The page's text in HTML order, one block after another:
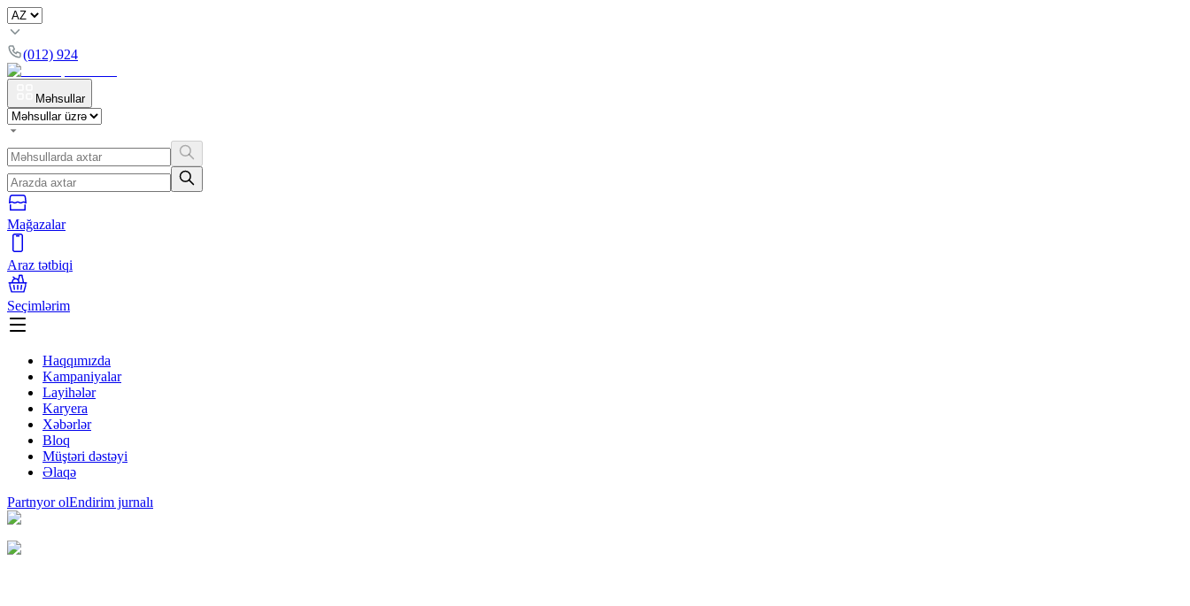
(012) 924
Məhsullar
Mağazalar
Araz tətbiqi
Seçimlərim
Haqqımızda
Kampaniyalar
Layihələr
Karyera
Xəbərlər
Bloq
Müştəri dəstəyi
Əlaqə
Partnyor olEndirim jurnalı